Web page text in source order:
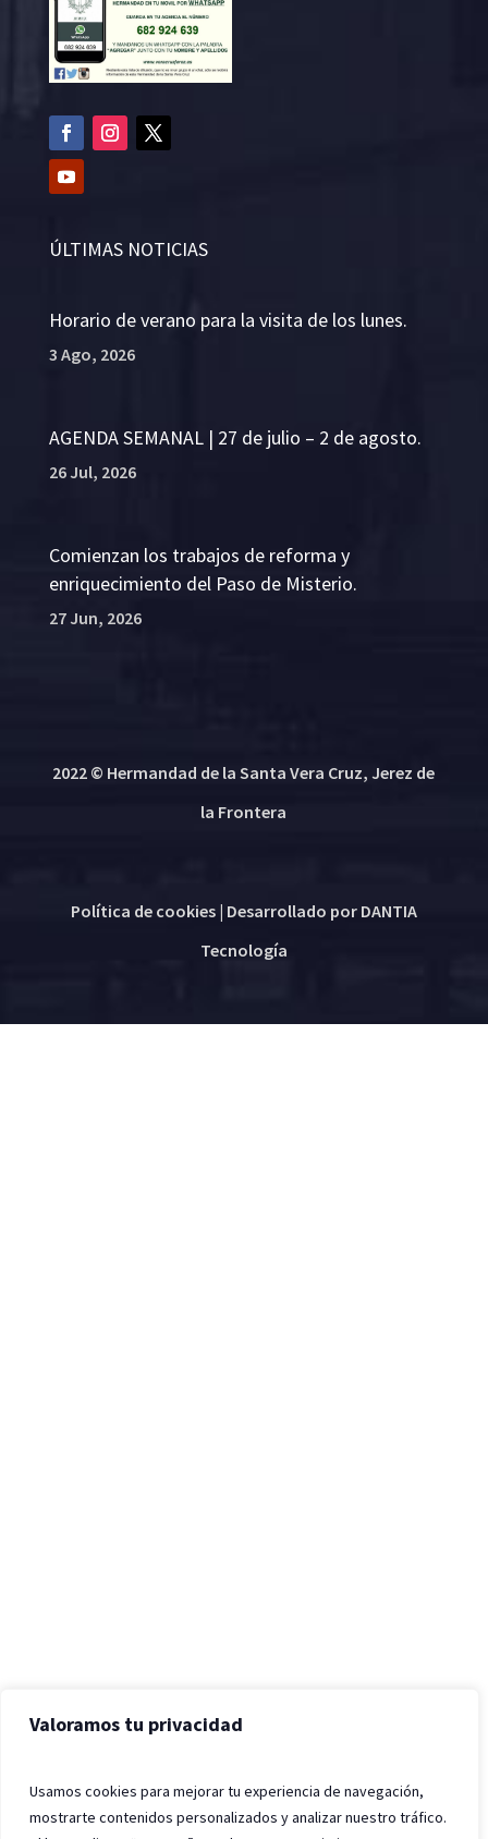
Valoramos tu privacidad
Usamos cookies para mejorar tu experiencia de navegación,
mostrarte contenidos personalizados y analizar nuestro tráfico.
ÚLTIMAS NOTICIAS
Horario de verano para la visita de los lunes.
3 Ago, 2026
AGENDA SEMANAL | 27 de julio – 2 de agosto.
26 Jul, 2026
Comienzan los trabajos de reforma y
enriquecimiento del Paso de Misterio.
27 Jun, 2026
2022 © Hermandad de la Santa Vera Cruz, Jerez de
la Frontera
Política de cookies| Desarrollado por DANTIA
Tecnología